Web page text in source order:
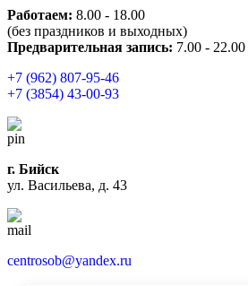
Работаем: 8.00 - 18.00
(без праздников и выходных)
Предварительная запись: 7.00 - 22.00
+7 (962) 807-95-46
+7 (3854) 43-00-93
г. Бийск
ул. Васильева, д. 43
centrosob@yandex.ru